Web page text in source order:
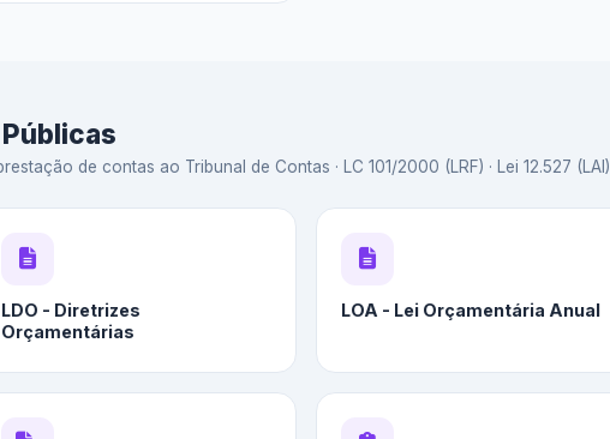
de contas ao Tribunal de Contas · LC 101/2000 (LRF) · Lei 12.527 (LAI)
LDO - Diretrizes
Orçamentárias
LOA - Lei Orçamentária Anual